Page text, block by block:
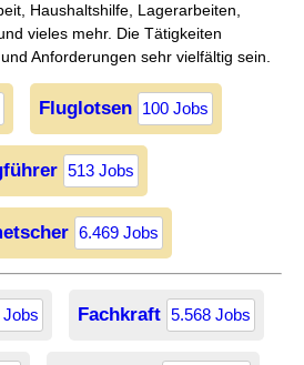
Haushaltshilfe, Lagerarbeiten,
vieles mehr. Die Tätigkeiten
Anforderungen sehr vielfältig sein.
Fluglotsen 100 Jobs
513 Jobs
6.469 Jobs
Jobs Fachkraft 5.568 Jobs